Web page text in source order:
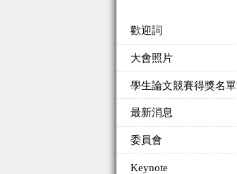
歡迎詞
大會照片
學生論文競賽得獎名單
最新消息
委員會
Keynote